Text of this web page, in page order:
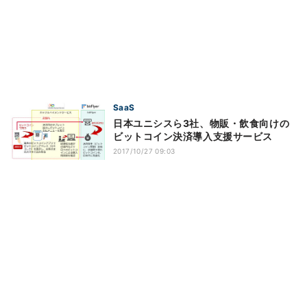
SaaS
日本ユニシスら3社、物販・飲食向けの
ビットコイン決済導入支援サービス
2017/10/27 09:03